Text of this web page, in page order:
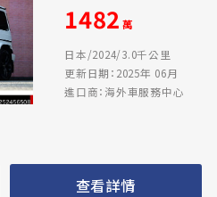
1482 萬
日本/2024/3.0千公里
更新日期：2025年 06月
進口商：海外車服務中心
查看詳情